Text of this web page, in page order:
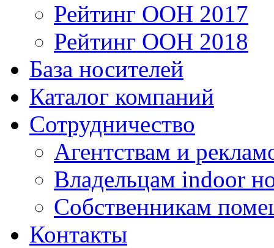
Рейтинг OOH 2017
Рейтинг OOH 2018
База носителей
Каталог компаний
Сотрудничество
Агентствам и
Владельцам indoor
Собственникам
Контакты